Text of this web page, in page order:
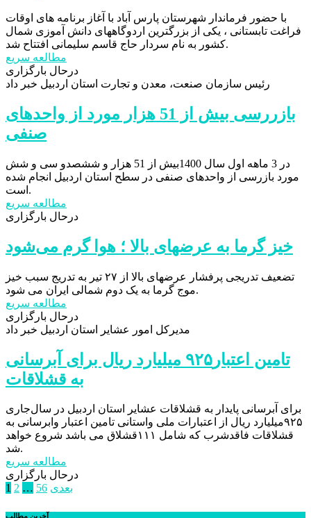
با حضور فرماندار شهرستان پارس آباد با آغاز برنامه های اوقات
فراغت تابستانی ، یکی از بزرگترین اردوگاههای دانش آموزی شمال
کشور به نام سردار حاج قاسم سلیمانی افتتاح شد.
مطالعه سریع
درحال بارگزاری
رئیس سازمان صنعت، معدن و تجارت استان اردبیل خبر داد
بازررسی بیش از 51 هزار مورد از واحدهای
صنفی
در 3 ماهه اول سال 1400بیش از 51 هزار و ششصدو سی و شش
مورد بازرسی از واحدهای صنفی در سطح استان اردبیل انجام شده
است.
مطالعه سریع
درحال بارگزاری
خیز گرما به عرضهای بالا ؛ هوا گرم می‌شود
تضعیف تدریجی پرفشار عرضهای بالا از ۲۷ تیر به تدریج سبب خیز
موج گرما به یک دوم شمالی ایران می شود.
مطالعه سریع
درحال بارگزاری
مدیرکل امور عشایر استان اردبیل خبر داد
تامین اعتبار۹۲۵ میلیارد ریال برای آبرسانی
به قشلاقات
برای آبرسانی پایدار به قشلاقات عشایر استان اردبیل در سال‌جاری
۹۲۵میلیارد ریال از اعتبارات ملی واستانی تامین اعتبار وابرسانی به
قشلاقات فاقدشرب که شامل ۱۱۱قشلاق می باشد شروع خواهد
شد.
مطالعه سریع
درحال بارگزاری
صفحه‌بندی
نوشته‌ها
1 2 … 56 بعدی
آخرین مطالب